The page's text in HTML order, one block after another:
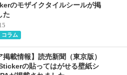
のモザイクタイルシールが掲
た
コラム
掲載情報】読売新聞（東京版）
の貼ってはがせる壁紙シ